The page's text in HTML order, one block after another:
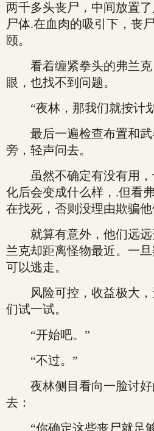
两千多头丧尸，中间放置
尸体.在血肉的吸引下，丧
颐。
看着缠紧拳头的弗兰克
眼，也找不到问题。
“夜林，那我们就按计
最后一遍检查布置和武
旁，轻声问去。
虽然不确定有没有用，
化后会变成什么样，.但看
在找死，否则没理由欺骗他
就算有意外，他们远远
兰克却距离怪物最近。一
可以逃走。
风险可控，收益极大，
们试一试。
“开始吧。”
“不过。”
夜林侧目看向一脸讨好
去：
“你确定这些丧尸就足